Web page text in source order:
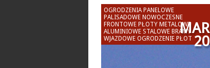
OGRODZENIA PANELOWE
PALISADOWE NOWOCZESNE
FRONTOWE PŁOTY METALOWE
ALUMINIOWE STALOWE BRAMY
WJAZDOWE OGRODZENIE PŁOT
MAR
20